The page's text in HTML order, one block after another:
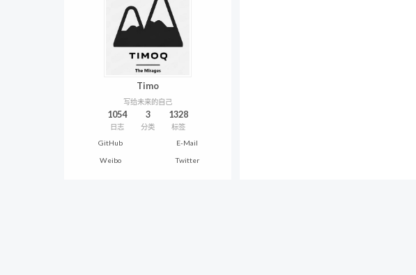
Timo
写给未来的自己
1054
日志
3
分类
1328
标签
GitHub
E-Mail
Weibo Twitter